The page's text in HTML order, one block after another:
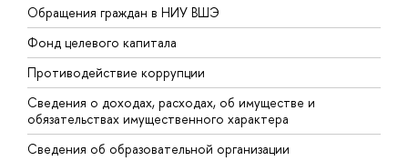
Обращения граждан в НИУ ВШЭ
Фонд целевого капитала
Противодействие коррупции
Сведения о доходах, расходах, об имуществе и
обязательствах имущественного характера
Сведения об образовательной организации